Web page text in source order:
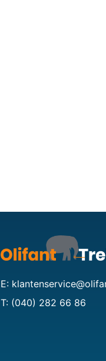
E:
T: (040) 282 66 86